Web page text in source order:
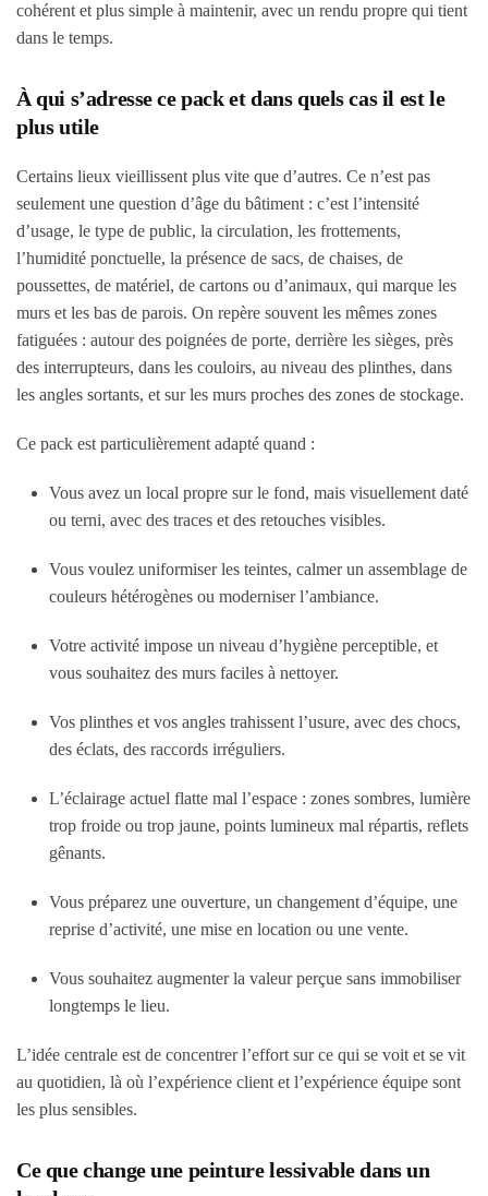
cohérent et plus simple à maintenir, avec un rendu propre qui tient
dans le temps.
À qui s’adresse ce pack et dans quels cas il est le
plus utile
Certains lieux vieillissent plus vite que d’autres. Ce n’est pas
seulement une question d’âge du bâtiment : c’est l’intensité
d’usage, le type de public, la circulation, les frottements,
l’humidité ponctuelle, la présence de sacs, de chaises, de
poussettes, de matériel, de cartons ou d’animaux, qui marque les
murs et les bas de parois. On repère souvent les mêmes zones
fatiguées : autour des poignées de porte, derrière les sièges, près
des interrupteurs, dans les couloirs, au niveau des plinthes, dans
les angles sortants, et sur les murs proches des zones de stockage.
Ce pack est particulièrement adapté quand :
Vous avez un local propre sur le fond, mais visuellement daté
ou terni, avec des traces et des retouches visibles.
Vous voulez uniformiser les teintes, calmer un assemblage de
couleurs hétérogènes ou moderniser l’ambiance.
Votre activité impose un niveau d’hygiène perceptible, et
vous souhaitez des murs faciles à nettoyer.
Vos plinthes et vos angles trahissent l’usure, avec des chocs,
des éclats, des raccords irréguliers.
L’éclairage actuel flatte mal l’espace : zones sombres, lumière
trop froide ou trop jaune, points lumineux mal répartis, reflets
gênants.
Vous préparez une ouverture, un changement d’équipe, une
reprise d’activité, une mise en location ou une vente.
Vous souhaitez augmenter la valeur perçue sans immobiliser
longtemps le lieu.
L’idée centrale est de concentrer l’effort sur ce qui se voit et se vit
au quotidien, là où l’expérience client et l’expérience équipe sont
les plus sensibles.
Ce que change une peinture lessivable dans un